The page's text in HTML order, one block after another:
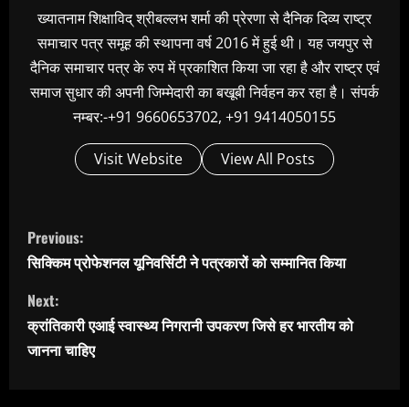
ख्यातनाम शिक्षाविद् श्रीबल्लभ शर्मा की प्रेरणा से दैनिक दिव्य राष्ट्र
समाचार पत्र समूह की स्थापना वर्ष 2016 में हुई थी। यह जयपुर से
दैनिक समाचार पत्र के रुप में प्रकाशित किया जा रहा है और राष्ट्र एवं
समाज सुधार की अपनी जिम्मेदारी का बखूबी निर्वहन कर रहा है। संपर्क
नम्बर:-+91 9660653702, +91 9414050155
Visit Website View All Posts
C
o
n
t
i
Previous:
सिक्किम प्रोफेशनल यूनिवर्सिटी ने पत्रकारों को सम्मानित किया
Next:
क्रांतिकारी एआई स्वास्थ्य निगरानी उपकरण जिसे हर भारतीय को
जानना चाहिए